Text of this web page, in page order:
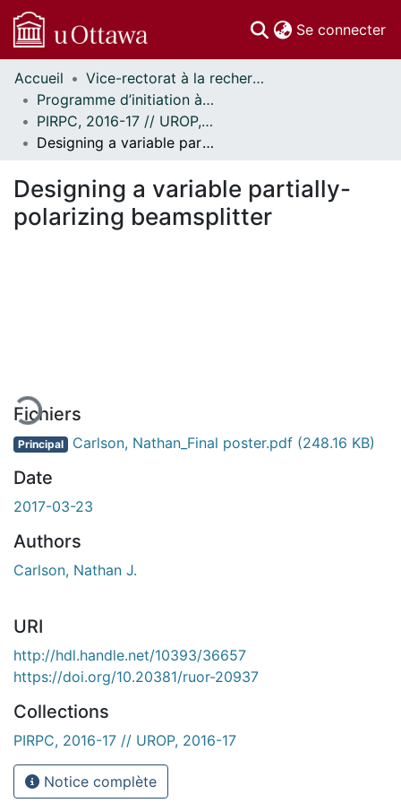
Se connecter
Communautés
et collections
Parcourir
Statistiques
À propos
Accueil
Vice-rectorat à la recherche // Office of the V-P, Research
Programme d’initiation à la recherche au premier cycle (PIRPC) // Undergraduate Research Opportunity Program (UROP)
PIRPC, 2016-17 // UROP, 2016-17
Designing a variable partially-polarizing beamsplitter
Designing a variable partially-
polarizing beamsplitter
Fichiers
Principal Carlson, Nathan_Final poster.pdf (248.16 KB)
Date
2017-03-23
Authors
Carlson, Nathan J.
URI
http://hdl.handle.net/10393/36657
https://doi.org/10.20381/ruor-20937
Collections
PIRPC, 2016-17 // UROP, 2016-17
Notice complète